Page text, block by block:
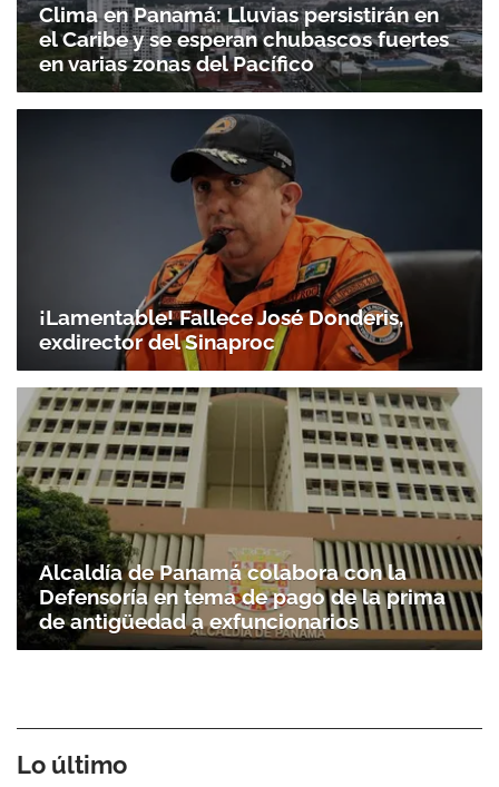
Clima en Panamá: Lluvias persistirán en
el Caribe y se esperan chubascos fuertes
en varias zonas del Pacífico
¡Lamentable! Fallece José Donderis,
exdirector del Sinaproc
Alcaldía de Panamá colabora con la
Defensoría en tema de pago de la prima
de antigüedad a exfuncionarios
Lo último